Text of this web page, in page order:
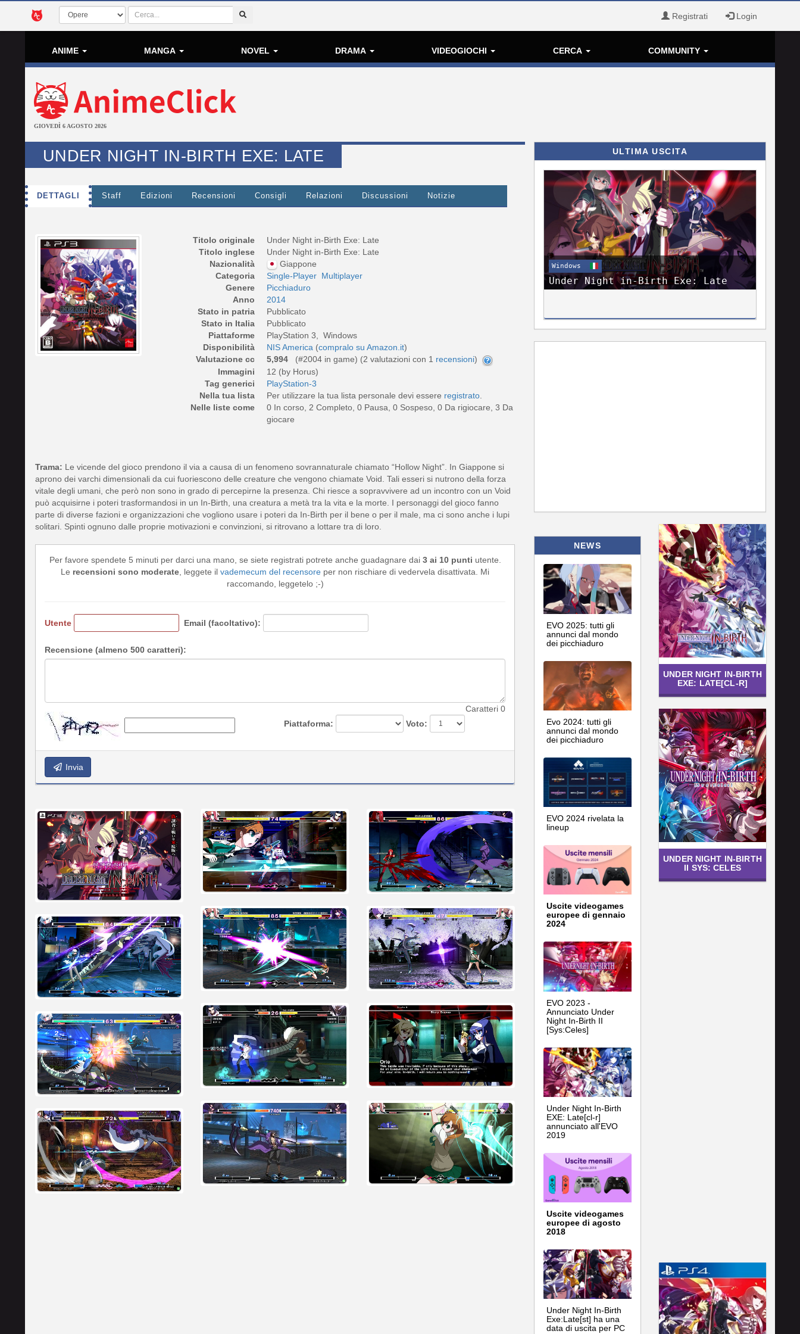
Registrati Login
ANIME MANGA NOVEL DRAMA VIDEOGIOCHI CERCA COMMUNITY
GIOVEDÌ 6 AGOSTO 2026
UNDER NIGHT IN-BIRTH EXE: LATE
DETTAGLI Staff Edizioni Recensioni Consigli Relazioni Discussioni Notizie
Titolo originale
Under Night in-Birth Exe: Late
Titolo inglese
Under Night in-Birth Exe: Late
Nazionalità
Giappone
Categoria
Single-Player Multiplayer
Genere
Picchiaduro
Anno
2014
Stato in patria
Pubblicato
Stato in Italia
Pubblicato
Piattaforme
PlayStation 3, Windows
Disponibilità
NIS America (compralo su Amazon.it)
Valutazione cc
5,994 (#2004 in game) (2 valutazioni con 1 recensioni)
Immagini
12 (by Horus)
Tag generici
PlayStation-3
Nella tua lista
Per utilizzare la tua lista personale devi essere registrato
Nelle liste come
0 In corso, 2 Completo, 0 Pausa, 0 Sospeso, 0 Da rigiocare, 3 Da
giocare
Trama: Le vicende del gioco prendono il via a causa di un fenomeno sovrannaturale chiamato “Hollow Night”. In Giappone si
aprono dei varchi dimensionali da cui fuoriescono delle creature che vengono chiamate Void. Tali esseri si nutrono della forza
vitale degli umani, che però non sono in grado di percepirne la presenza. Chi riesce a sopravvivere ad un incontro con un Void
può acquisirne i poteri trasformandosi in un In-Birth, una creatura a metà tra la vita e la morte. I personaggi del gioco fanno
parte di diverse fazioni e organizzazioni che vogliono usare i poteri da In-Birth per il bene o per il male, ma ci sono anche i lupi
solitari. Spinti ognuno dalle proprie motivazioni e convinzioni, si ritrovano a lottare tra di loro.
Per favore spendete 5 minuti per darci una mano, se siete registrati potrete anche guadagnare dai 3 ai 10 punti utente.
Le recensioni sono moderate , leggete il vademecum del recensore per non rischiare di vedervela disattivata. Mi
raccomando, leggetelo ;-)
Utente Email (facoltativo):
Recensione (almeno 500 caratteri):
Caratteri 0
Piattaforma:
Voto:
Invia
ULTIMA USCITA
Windows
Under Night in-Birth Exe: Late
NEWS
EVO 2025: tutti gli
annunci dal mondo
dei picchiaduro
Evo 2024: tutti gli
annunci dal mondo
dei picchiaduro
EVO 2024 rivelata la
lineup
Uscite videogames
europee di gennaio
2024
EVO 2023 -
Annunciato Under
Night In-Birth II
[Sys:Celes]
Under Night In-Birth
EXE: Late[cl-r]
annunciato all'EVO
2019
Uscite videogames
europee di agosto
2018
Under Night In-Birth
Exe:Late[st] ha una
data di uscita per PC
UNDER NIGHT IN-BIRTH
EXE: LATE[CL-R]
UNDER NIGHT IN-BIRTH
II SYS: CELES